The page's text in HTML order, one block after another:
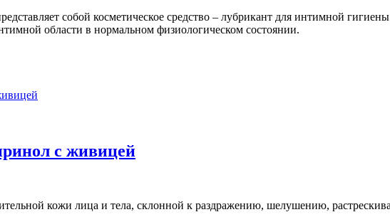
собой косметическое средство – лубрикант для интимной
области в нормальном физиологическом состоянии.
с живицей
кожи лица и тела, склонной к раздражению, шелушению,